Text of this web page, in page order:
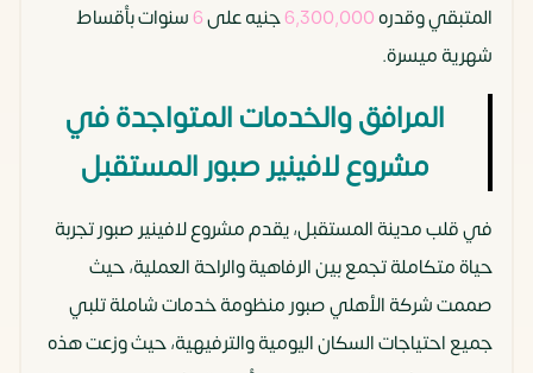
المتبقي وقدره6,300,000 جنيه على6سنوات بأقساط
شهرية ميسرة.
المرافق والخدمات المتواجدة في
مشروع لافينير صبور المستقبل
في قلب مدينة المستقبل، يقدم مشروع لافينير صبور تجربة
حياة متكاملة تجمع بين الرفاهية والراحة العملية، حيث
صممت شركة الأهلي صبور منظومة خدمات شاملة تلبي
جميع احتياجات السكان اليومية والترفيهية، حيث وزعت هذه